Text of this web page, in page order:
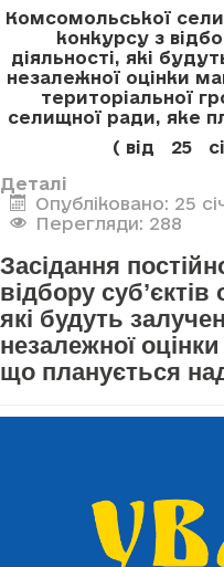
Комсомольської
конкурсу з
діяльності, які
незалежної оцінки
територіальної
селищної ради, яке
( від 25
Деталі
Опубліковано: 25
Перегляди: 288
Засідання
відбору суб’єктів
які будуть
незалежної
що планується